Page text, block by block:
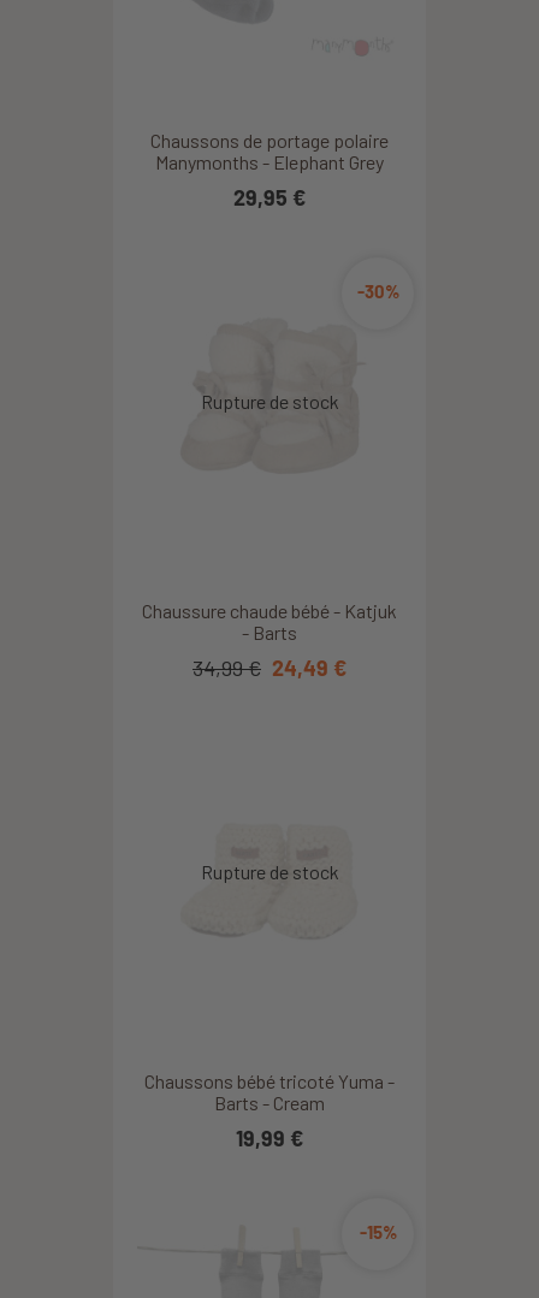
Chaussons de portage polaire
Manymonths - Elephant Grey
29,95 €
Chaussure chaude bébé - Katjuk
- Barts
-30%
34,99 € 24,49 €
Chaussons bébé tricoté Yuma -
Barts - Cream
19,99 €
-15%